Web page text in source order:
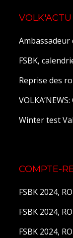
VOLK'ACTU
Ambassadeur
FSBK,
Reprise des
Winter test
COMPTE-
FSBK 2024,
FSBK 2024,
FSBK 2024,